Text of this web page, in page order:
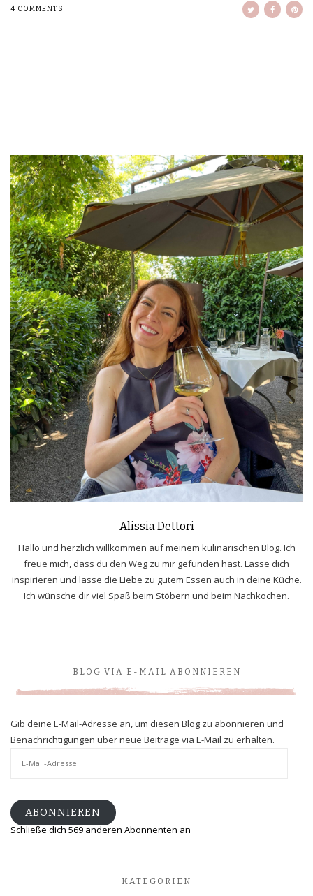
4 COMMENTS
Alissia Dettori
Hallo und herzlich willkommen auf meinem kulinarischen Blog. Ich
freue mich, dass du den Weg zu mir gefunden hast. Lasse dich
inspirieren und lasse die Liebe zu gutem Essen auch in deine Küche.
Ich wünsche dir viel Spaß beim Stöbern und beim Nachkochen.
BLOG VIA E-MAIL ABONNIEREN
Gib deine E-Mail-Adresse an, um diesen Blog zu abonnieren und
Benachrichtigungen über neue Beiträge via E-Mail zu erhalten.
ABONNIEREN
Schließe dich 569 anderen Abonnenten an
KATEGORIEN